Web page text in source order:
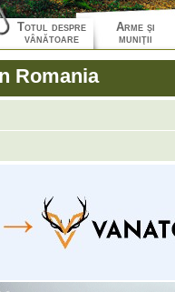
Totul despre
vânătoare
Arme şi
muniţii
Romania